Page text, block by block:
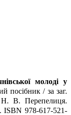
молоді у
посібник / за заг.
В. Перепелиця.
ISBN 978-617-521-